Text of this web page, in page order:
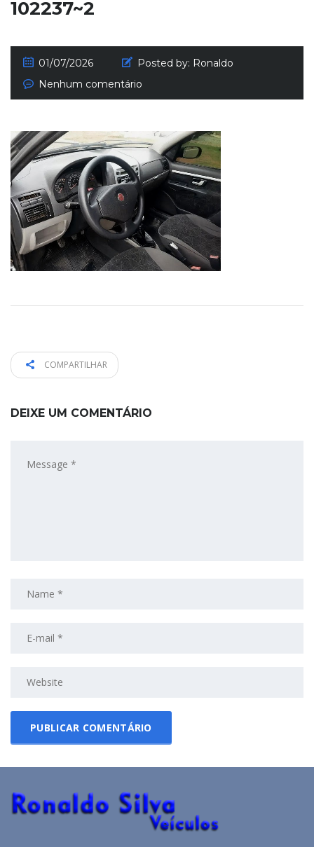
102237~2
01/07/2026 Posted by: Ronaldo
Nenhum comentário
COMPARTILHAR
DEIXE UM COMENTÁRIO